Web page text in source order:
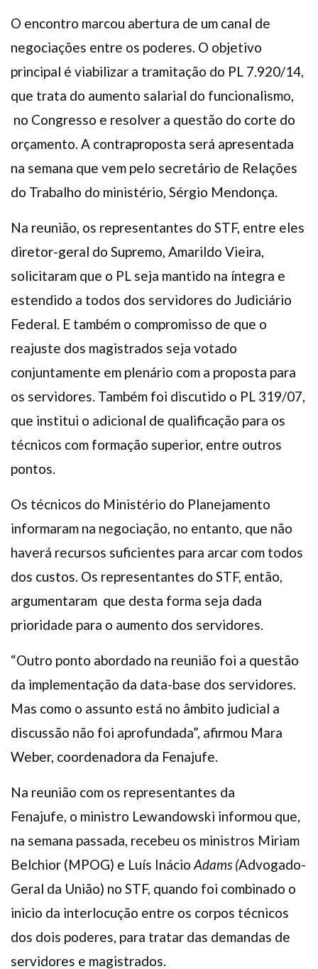
O encontro marcou abertura de um canal de
negociações entre os poderes. O objetivo
principal é viabilizar a tramitação do PL 7.920/14,
que trata do aumento salarial do funcionalismo,
no Congresso e resolver a questão do corte do
orçamento. A contraproposta será apresentada
na semana que vem pelo secretário de Relações
do Trabalho do ministério, Sérgio Mendonça.
Na reunião, os representantes do STF, entre eles
diretor-geral do Supremo, Amarildo Vieira,
solicitaram que o PL seja mantido na íntegra e
estendido a todos dos servidores do Judiciário
Federal. E também o compromisso de que o
reajuste dos magistrados seja votado
conjuntamente em plenário com a proposta para
os servidores. Também foi discutido o PL 319/07,
que institui o adicional de qualificação para os
técnicos com formação superior, entre outros
pontos.
Os técnicos do Ministério do Planejamento
informaram na negociação, no entanto, que não
haverá recursos suficientes para arcar com todos
dos custos. Os representantes do STF, então,
argumentaram que desta forma seja dada
prioridade para o aumento dos servidores.
“Outro ponto abordado na reunião foi a questão
da implementação da data-base dos servidores.
Mas como o assunto está no âmbito judicial a
discussão não foi aprofundada”, afirmou Mara
Weber, coordenadora da Fenajufe.
Na reunião com os representantes da
Fenajufe, o ministro Lewandowski informou que,
na semana passada, recebeu os ministros Miriam
Belchior (MPOG) e Luís Inácio Adams (Advogado-
Geral da União) no STF, quando foi combinado o
inicio da interlocução entre os corpos técnicos
dos dois poderes, para tratar das demandas de
servidores e magistrados.